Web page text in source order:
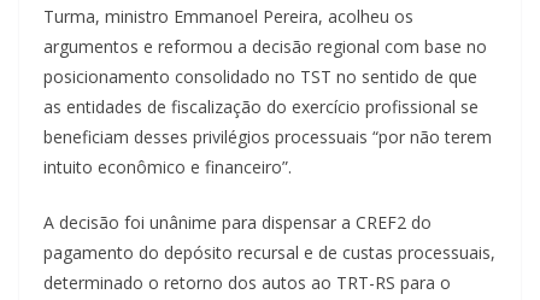
Turma, ministro Emmanoel Pereira, acolheu os
argumentos e reformou a decisão regional com base no
posicionamento consolidado no TST no sentido de que
as entidades de fiscalização do exercício profissional se
beneficiam desses privilégios processuais “por não terem
intuito econômico e financeiro”.
A decisão foi unânime para dispensar a CREF2 do
pagamento do depósito recursal e de custas processuais,
determinado o retorno dos autos ao TRT-RS para o